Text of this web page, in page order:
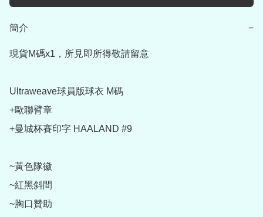
簡介 −
現貨M碼x1，所見即所得敬請留意
Ultraweave球員版球衣 M碼
+歐聯臂章
+曼城杯賽印字 HAALAND #9
~黃色隊徽
~紅黑斜間
~胸口贊助